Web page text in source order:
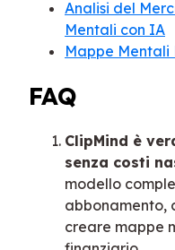
Analisi del
Mentali con IA
Mappe
FAQ
ClipMind è
senza costi
modello
abbonamento,
creare mappe